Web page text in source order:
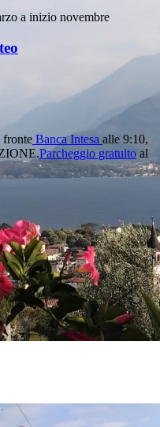
a inizio novembre
fronte Banca Intesa alle 9:10,
Parcheggio gratuito al